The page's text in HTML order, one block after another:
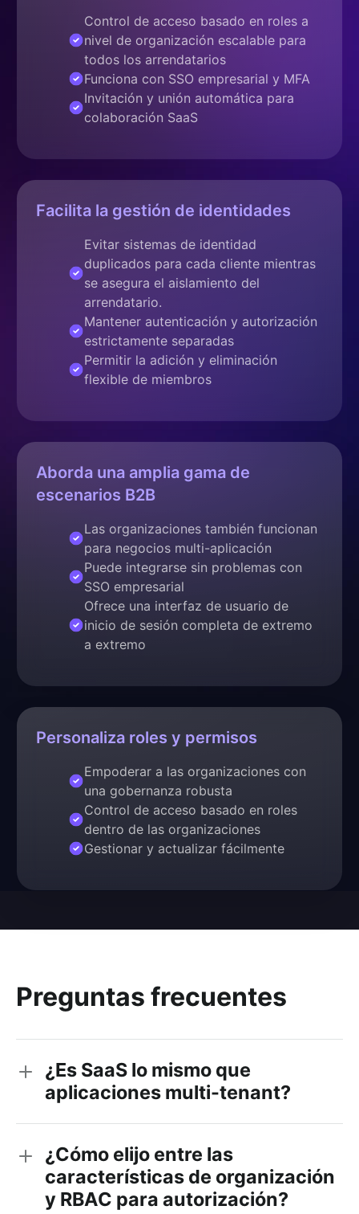
Control de acceso basado en roles a
nivel de organización escalable para
todos los arrendatarios
Funciona con SSO empresarial y MFA
Invitación y unión automática para
colaboración SaaS
Facilita la gestión de identidades
Evitar sistemas de identidad
duplicados para cada cliente mientras
se asegura el aislamiento del
arrendatario.
Mantener autenticación y autorización
estrictamente separadas
Permitir la adición y eliminación
flexible de miembros
Aborda una amplia gama de
escenarios B2B
Las organizaciones también funcionan
para negocios multi-aplicación
Puede integrarse sin problemas con
SSO empresarial
Ofrece una interfaz de usuario de
inicio de sesión completa de extremo
a extremo
Personaliza roles y permisos
Empoderar a las organizaciones con
una gobernanza robusta
Control de acceso basado en roles
dentro de las organizaciones
Gestionar y actualizar fácilmente
Preguntas frecuentes
¿Es SaaS lo mismo que
aplicaciones multi-tenant?
¿Cómo elijo entre las
características de organización
y RBAC para autorización?